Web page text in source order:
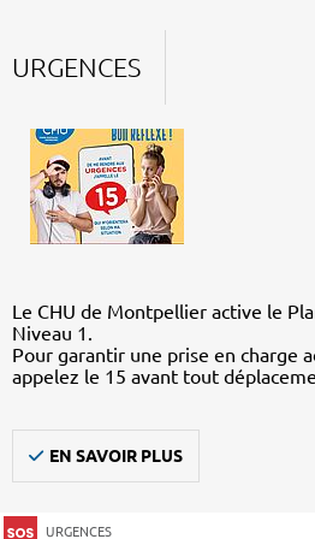
URGENCES
Le CHU de Montpellier active le
Niveau 1.
Pour garantir une prise en charge
appelez le 15 avant tout
EN SAVOIR PLUS
URGENCES